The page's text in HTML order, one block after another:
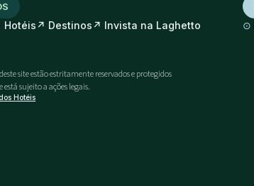
Hotéis ↗ Destinos ↗ Invista na Laghetto ⊙
site estão estritamente reservados e protegidos
sujeito a ações legais.
Hotéis